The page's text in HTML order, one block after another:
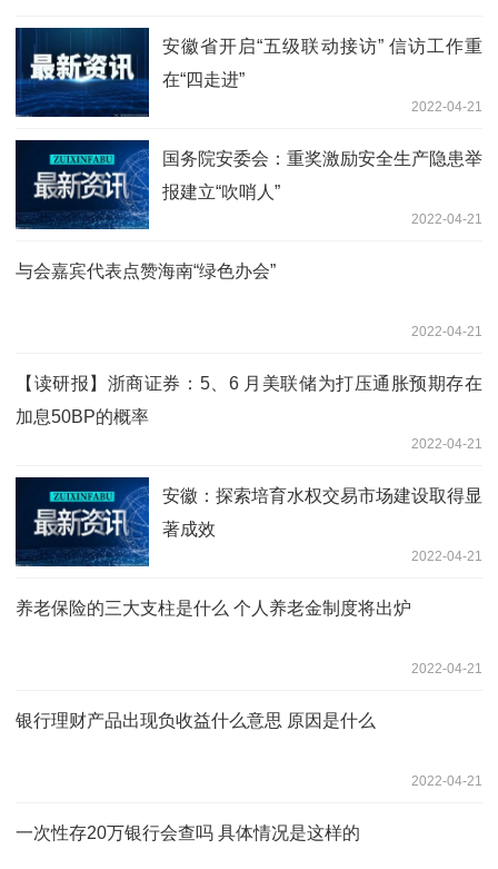
安徽省开启“五级联动接访” 信访工作重
在“四走进”
2022-04-21
国务院安委会：重奖激励安全生产隐患举
报建立“吹哨人”
2022-04-21
与会嘉宾代表点赞海南“绿色办会”
2022-04-21
【读研报】浙商证券：5、6 月美联储为打压通胀预期存在
加息50BP的概率
2022-04-21
安徽：探索培育水权交易市场建设取得显
著成效
2022-04-21
养老保险的三大支柱是什么 个人养老金制度将出炉
2022-04-21
银行理财产品出现负收益什么意思 原因是什么
2022-04-21
一次性存20万银行会查吗 具体情况是这样的